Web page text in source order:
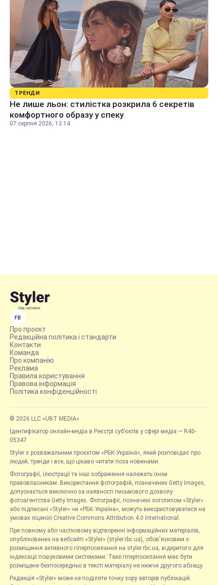
ТРЕНДИ
Не лише льон: стилістка розкрила 6 секретів
комфортного образу у спеку
07 серпня 2026, 13:14
FB
Про проєкт
Редакційна політика і стандарти
Контакти
Команда
Про компанію
Реклама
Правила користування
Правова інформація
Політика конфіденційності
© 2026 LLC «UBT MEDIA»
Ідентифікатор онлайн-медіа в Реєстрі суб’єктів у сфері медіа — R40-
05347
Styler є розважальним проєктом «РБК-Україна», який розповідає про
людей, тренди і все, що цікаво читати поза новинами.
Фотографії, ілюстрації та інші зображення належать їхнім
правовласникам. Використання фотографій, позначених Getty Images,
допускається виключно за наявності письмового дозволу
фотоагентства Getty Images. Фотографії, позначені логотипом «Styler»
або підписані «Styler» чи «РБК-Україна», можуть використовуватися на
умовах ліцензії Creative Commons Attribution 4.0 International.
При повному або частковому відтворенні інформаційних матеріалів,
опублікованих на вебсайті «Styler» (styler.rbc.ua), обов'язковим є
розміщення активного гіперпосилання на styler.rbc.ua, відкритого для
індексації пошуковими системами. Таке гіперпосилання має бути
розміщене безпосередньо в тексті матеріалу не нижче другого абзацу.
Редакція «Styler» може не поділяти точку зору авторів публікацій.